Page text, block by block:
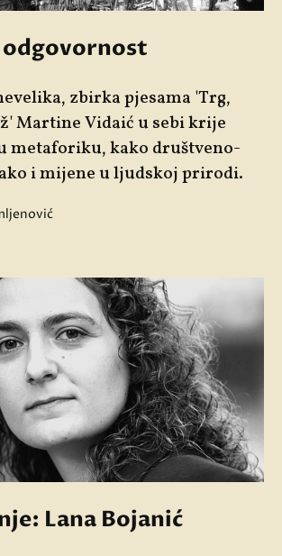
zbirka pjesama 'Trg,
Martine Vidaić u sebi krije
metaforiku, kako društveno-
i mijene u ljudskoj prirodi.
Lana Bojanić